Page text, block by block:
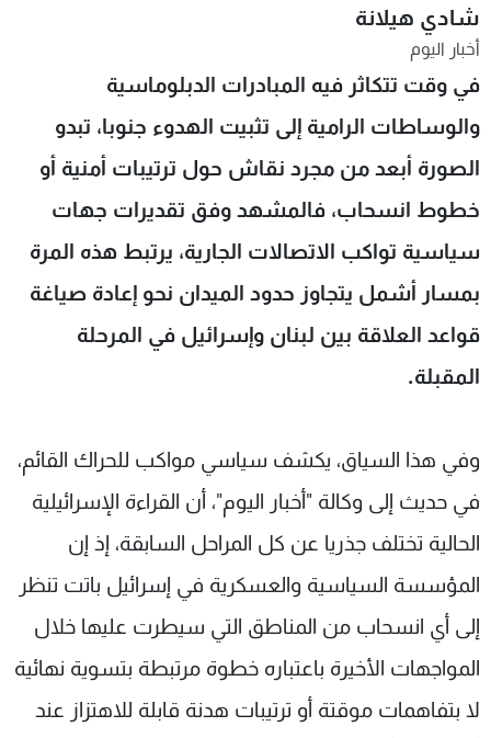
شادي هيلانة
أخبار اليوم
في وقت تتكاثر فيه المبادرات الدبلوماسية
والوساطات الرامية إلى تثبيت الهدوء جنوبا، تبدو
الصورة أبعد من مجرد نقاش حول ترتيبات أمنية أو
خطوط انسحاب، فالمشهد وفق تقديرات جهات
سياسية تواكب الاتصالات الجارية، يرتبط هذه المرة
بمسار أشمل يتجاوز حدود الميدان نحو إعادة صياغة
قواعد العلاقة بين لبنان وإسرائيل في المرحلة
المقبلة.
وفي هذا السياق، يكشف سياسي مواكب للحراك القائم،
في حديث إلى وكالة "أخبار اليوم"، أن القراءة الإسرائيلية
الحالية تختلف جذريا عن كل المراحل السابقة، إذ إن
المؤسسة السياسية والعسكرية في إسرائيل باتت تنظر
إلى أي انسحاب من المناطق التي سيطرت عليها خلال
المواجهات الأخيرة باعتباره خطوة مرتبطة بتسوية نهائية
لا بتفاهمات موقتة أو ترتيبات هدنة قابلة للاهتزاز عند
شاهد البرامج
الترددات
عن MTV
لاعلاناتكم
وظائف
شروط الإسـتخدام